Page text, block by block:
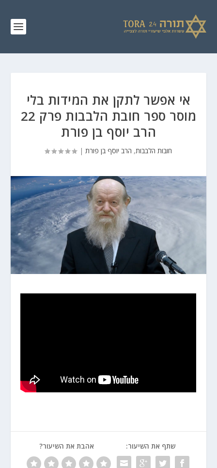
אי אפשר לתקן את המידות בלי
מוסר ספר חובת הלבבות פרק 22
הרב יוסף בן פורת
חובות הלבבות, הרב יוסף בן פורת |
שתף את השיעור: אהבת את השיעור?